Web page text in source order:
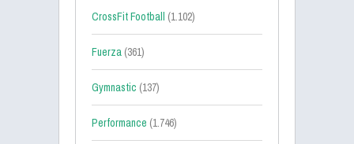
CrossFit Football (1.102)
Fuerza (361)
Gymnastic (137)
Performance (1.746)